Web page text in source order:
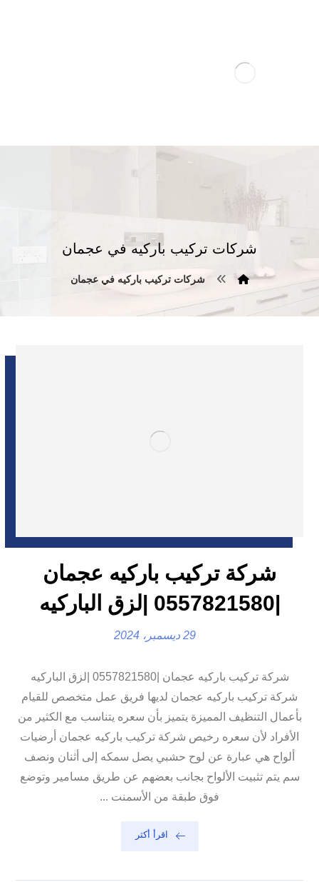
شركات تركيب باركيه في عجمان
شركات تركيب باركيه في عجمان
شركة تركيب باركيه عجمان
|0557821580 |لزق الباركيه
29 ديسمبر، 2024
شركة تركيب باركيه عجمان |0557821580 |لزق الباركيه
شركة تركيب باركيه عجمان لديها فريق عمل متخصص للقيام
بأعمال التنظيف المميزة يتميز بأن سعره يتناسب مع الكثير من
الأفراد لأن سعره رخيص شركة تركيب باركيه عجمان أرضيات
ألواح هي عبارة عن لوح حشبي يصل سمكه إلى أثنان ونصف
سم يتم تثبيت الألواح بجانب بعضهم عن طريق مسامير وتوضع
فوق طبقة من الأسمنت ...
اقرأ أكثر